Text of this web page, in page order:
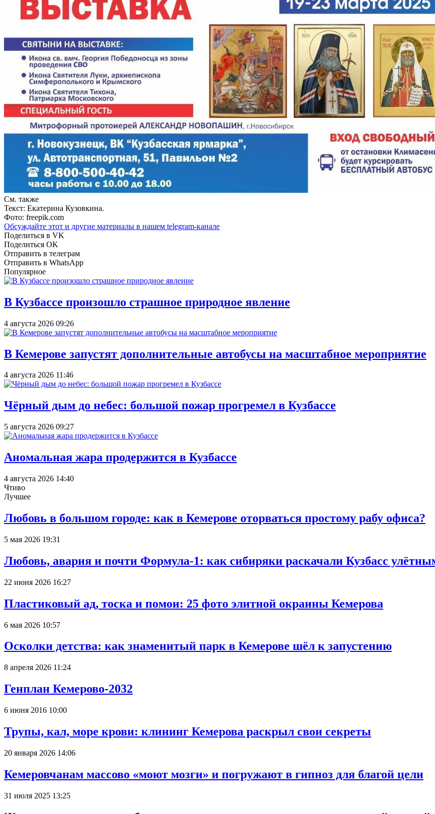
См. также
Текст: Екатерина Кузовкина.
Фото: freepik.com
Обсуждайте этот и другие материалы в нашем telegram-канале
Поделиться в VK
Поделиться OK
Отправить в телеграм
Отправить в WhatsApp
Популярное
В Кузбассе произошло страшное природное явление
4 августа 2026 09:26
В Кемерове запустят дополнительные автобусы на масштабное мероприятие
4 августа 2026 11:46
Чёрный дым до небес: большой пожар прогремел в Кузбассе
5 августа 2026 09:27
Аномальная жара продержится в Кузбассе
4 августа 2026 14:40
Чтиво
Лучшее
Любовь в большом городе: как в Кемерове оторваться простому рабу офиса?
5 мая 2026 19:31
Любовь, авария и почти Формула-1: как сибиряки раскачали Кузбасс
22 июня 2026 16:27
Пластиковый ад, тоска и помои: 25 фото элитной окраины Кемерова
6 мая 2026 10:57
Осколки детства: как знаменитый парк в Кемерове шёл к запустению
8 апреля 2026 11:24
Генплан Кемерово-2032
6 июня 2016 10:00
Трупы, кал, море крови: клининг Кемерова раскрыл свои секреты
20 января 2026 14:06
Кемеровчанам массово «моют мозги» и погружают в гипноз для благой цели
31 июля 2025 13:25